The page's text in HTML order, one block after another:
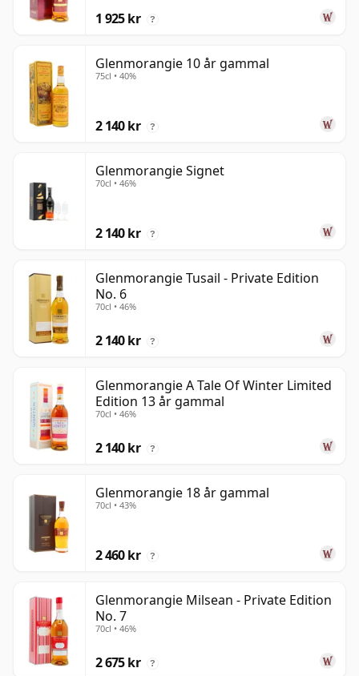
1 925 kr ?
Glenmorangie 10 år gammal
75cl • 40%
2 140 kr ?
Glenmorangie Signet
70cl • 46%
2 140 kr ?
Glenmorangie Tusail - Private Edition
No. 6
70cl • 46%
2 140 kr ?
Glenmorangie A Tale Of Winter Limited
Edition 13 år gammal
70cl • 46%
2 140 kr ?
Glenmorangie 18 år gammal
70cl • 43%
2 460 kr ?
Glenmorangie Milsean - Private Edition
No. 7
70cl • 46%
2 675 kr ?